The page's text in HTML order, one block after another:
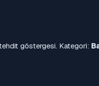
göstergesi. Kategori: